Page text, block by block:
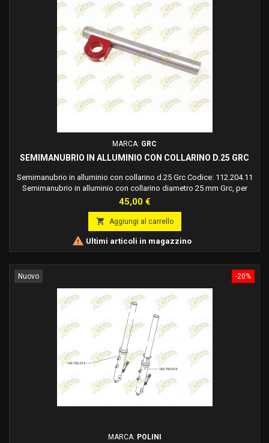
MARCA: GRC
SEMIMANUBRIO IN ALLUMINIO CON COLLARINO D.25 GRC
Semimanubrio in alluminio con collarino d.25 Grc Codice: 112.204.11
Semimanubrio in alluminio con collarino diametro 25 mm Grc, per
Grc.
Prezzo
45,00 €
 Aggiungi al carrello
 Ultimi articoli in magazzino
-20%
Nuovo
MARCA: POLINI